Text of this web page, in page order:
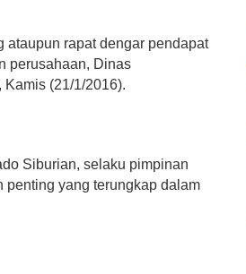
ataupun rapat dengar pendapat
perusahaan, Dinas
(21/1/2016).
Siburian, selaku pimpinan
penting yang terungkap dalam